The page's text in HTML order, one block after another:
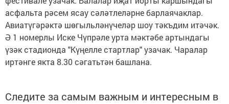
асфальта рәсем ясау сәләтлеләрне барлаячаклар.
Авиатүгәрәктә шөгыльләнүчеләр шоу тәкъдим итәчәк.
Ә 1 номерлы Иске Чүпрәле урта мәктәбе артындагы
үзәк стадионда "Күңелле стартлар" узачак. Чаралар
иртәнге якта 8.30 сәгатьтән башлана.
Следите за самым важным и интересным в